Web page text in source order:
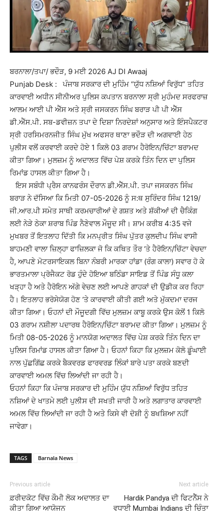
ਬਰਨਾਲਾ/ਤਪਾ/ ਭਦੌੜ, 9 ਮਈ 2026 AJ DI Awaaj
Punjab Desk : ਪੰਜਾਬ ਸਰਕਾਰ ਦੀ ਮੁਹਿੰਮ “ਯੁੱਧ ਨਸ਼ਿਆਂ ਵਿਰੁੱਧ” ਤਹਿਤ
ਕਾਰਵਾਈ ਅਧੀਨ ਸੀਨੀਅਰ ਪੁਲਿਸ ਕਪਤਾਨ ਬਰਨਾਲਾ ਸ੍ਰੀ ਮੁਹੰਮਦ ਸਰਫਰਾਜ਼
ਆਲਮ ਆਈ ਪੀ ਐੱਸ ਅਤੇ ਸ੍ਰੀ ਜਸਕਰਨ ਸਿੰਘ ਬਰਾੜ ਪੀ ਪੀ ਐੱਸ
ਡੀ.ਐੱਸ.ਪੀ. ਸਬ-ਡਵੀਜ਼ਨ ਤਪਾ ਦੇ ਦਿਸ਼ਾ ਨਿਰਦੇਸ਼ਾਂ ਅਨੁਸਾਰ ਅਤੇ ਇੰਸਪੈਕਟਰ
ਸ੍ਰੀ ਹਰਸਿਮਰਨਜੀਤ ਸਿੰਘ ਮੁੱਖ ਅਫਸਰ ਥਾਣਾ ਭਦੌੜ ਦੀ ਅਗਵਾਈ ਹੇਠ
ਪੁਲੀਸ ਵਲੋਂ ਕਰਵਾਈ ਕਰਦੇ ਹੋਏ 1 ਕਿਲੋ 03 ਗਰਾਮ ਹੈਰੋਇਨ/ਚਿੱਟਾ ਬਰਾਮਦ
ਕੀਤਾ ਗਿਆ। ਮੁਲਜ਼ਮ ਨੂੰ ਅਦਾਲਤ ਵਿੱਚ ਪੇਸ਼ ਕਰਕੇ ਤਿੰਨ ਦਿਨ ਦਾ ਪੁਲਿਸ
ਰਿਮਾਂਡ ਹਾਸਲ ਕੀਤਾ ਗਿਆ ਹੈ।
ਇਸ ਸਬੰਧੀ ਪ੍ਰੈਸ ਕਾਨਫਰੰਸ ਦੌਰਾਨ ਡੀ.ਐੱਸ.ਪੀ. ਤਪਾ ਜਸਕਰਨ ਸਿੰਘ
ਬਰਾੜ ਨੇ ਦੱਸਿਆ ਕਿ ਮਿਤੀ 07-05-2026 ਨੂੰ ਸ:ਥ ਸੁਰਿੰਦਰ ਸਿੰਘ 1219/
ਜੀ.ਆਰ.ਪੀ ਸਮੇਤ ਸਾਥੀ ਕਰਮਚਾਰੀਆਂ ਦੇ ਗਸ਼ਤ ਅਤੇ ਸ਼ੱਕੀਆਂ ਦੀ ਚੈਕਿੰਗ
ਲਈ ਨੇੜੇ ਠੇਕਾ ਸ਼ਰਾਬ ਪਿੰਡ ਨੈਣੇਵਾਲ ਮੌਜੂਦ ਸੀ। ਸ਼ਾਮ ਕਰੀਬ 4:35 ਵਜੇ
ਮੁਖਬਰ ਤੋਂ ਇਤਲਾਹ ਦਿੱਤੀ ਕਿ ਮਨਪ੍ਰੀਤ ਸਿੰਘ ਪੁੱਤਰ ਕੁਲਦੀਪ ਸਿੰਘ ਵਾਸੀ
ਬਾਹਮਣੀ ਵਾਲਾ ਜ਼ਿਲ੍ਹਾ ਫਾਜ਼ਿਲਕਾ ਜੋ ਕਿ ਕਥਿਤ ਤੌਰ ‘ਤੇ ਹੈਰੋਇਨ/ਚਿੱਟਾ ਵੇਚਦਾ
ਹੈ, ਆਪਣੇ ਮੋਟਰਸਾਇਕਲ ਬਿਨਾ ਨੰਬਰੀ ਮਾਰਕਾ ਹਾਂਡਾ (ਰੰਗ ਕਾਲਾ) ਸਵਾਰ ਹੋ ਕੇ
ਭਾਰਤਮਾਲਾ ਪ੍ਰੋਜੈਕਟ ਰੋਡ ਹੁੰਦੇ ਹੋਇਆ ਬਠਿੰਡਾ ਸਾਇਡ ਤੋਂ ਪਿੰਡ ਸੰਧੂ ਕਲਾ
ਖੜ੍ਹਾ ਹੈ ਅਤੇ ਹੈਰੋਇਨ ਅੱਗੇ ਵੇਚਣ ਲਈ ਆਪਣੇ ਗਾਹਕਾਂ ਦੀ ਉਡੀਕ ਕਰ ਰਿਹਾ
ਹੈ। ਇਤਲਾਹ ਭਰੋਸੇਯੋਗ ਹੋਣ ‘ਤੇ ਕਾਰਵਾਈ ਕੀਤੀ ਗਈ ਅਤੇ ਮੁੱਕਦਮਾ ਦਰਜ
ਕੀਤਾ ਗਿਆ। ਓਹਨਾਂ ਦੀ ਮੌਜੂਦਗੀ ਵਿੱਚ ਮੁਲਜ਼ਮ ਕਾਬੂ ਕਰਕੇ ਉਸ ਕੋਲੋਂ 1 ਕਿਲੋ
03 ਗਰਾਮ ਨਸ਼ੀਲਾ ਪਦਾਰਥ ਹੈਰੋਇਨ/ਚਿੱਟਾ ਬਰਾਮਦ ਕੀਤਾ ਗਿਆ। ਮੁਲਜ਼ਮ ਨੂੰ
ਮਿਤੀ 08-05-2026 ਨੂੰ ਮਾਨਯੋਗ ਅਦਾਲਤ ਵਿੱਚ ਪੇਸ਼ ਕਰਕੇ ਤਿੰਨ ਦਿਨ ਦਾ
ਪੁਲਿਸ ਰਿਮਾਂਡ ਹਾਸਲ ਕੀਤਾ ਗਿਆ ਹੈ। ਓਹਨਾਂ ਕਿਹਾ ਕਿ ਮੁਲਜ਼ਮ ਕੋਲੋ ਡੂੰਘਾਈ
ਨਾਲ ਪੁੱਛਗਿੱਛ ਕਰਕੇ ਬੈਕਵਰਡ ਫਾਰਵਰਡ ਲਿੰਕਾਂ ਬਾਰੇ ਪਤਾ ਕਰਕੇ ਬਣਦੀ
ਕਾਰਵਾਈ ਅਮਲ ਵਿੱਚ ਲਿਆਂਦੀ ਜਾ ਰਹੀ ਹੈ।
ਓਹਨਾਂ ਕਿਹਾ ਕਿ ਪੰਜਾਬ ਸਰਕਾਰ ਦੀ ਮੁਹਿੰਮ ਯੁੱਧ ਨਸ਼ਿਆਂ ਵਿਰੁੱਧ ਤਹਿਤ
ਨਸ਼ਿਆਂ ਦੇ ਖਾਤਮੇ ਲਈ ਪੁਲੀਸ ਦੀ ਸਖਤੀ ਜਾਰੀ ਹੈ ਅਤੇ ਲਗਾਤਾਰ ਕਾਰਵਾਈ
ਅਮਲ ਵਿੱਚ ਲਿਆਂਦੀ ਜਾ ਰਹੀ ਹੈ ਅਤੇ ਕਿਸੇ ਵੀ ਦੋਸ਼ੀ ਨੂੰ ਬਖਸ਼ਿਆ ਨਹੀਂ
ਜਾਵੇਗਾ।
TAGS Barnala News
Previous article
ਫ਼ਰੀਦਕੋਟ ਵਿੱਚ ਕੌਮੀ ਲੋਕ ਅਦਾਲਤ ਦਾ
ਕੀਤਾ ਗਿਆ ਆਯੋਜਨ
Next article
Hardik Pandya ਦੀ ਫਿਟਨੈੱਸ ਨੇ
ਵਧਾਈ Mumbai Indians ਦੀ ਚਿੰਤਾ